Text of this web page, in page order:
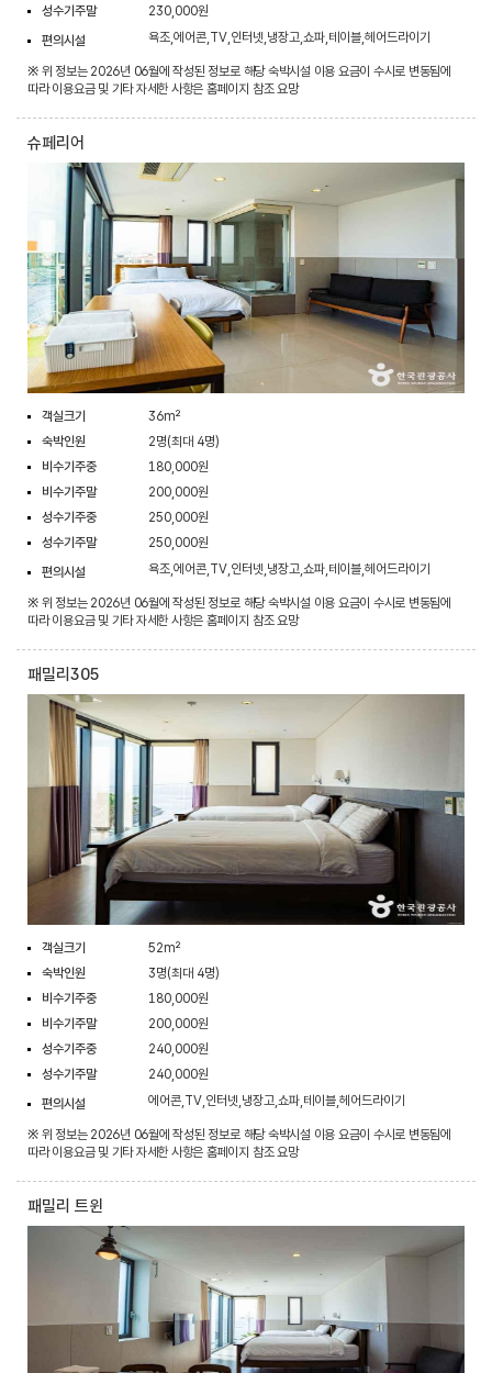
성수기주말
230,000원
편의시설
욕조,에어콘,TV,인터넷,냉장고,쇼파,테이블,헤어드라이기
※ 위 정보는 2026년 06월에 작성된 정보로 해당 숙박시설 이용 요금이 수시로 변동됨에
따라 이용요금 및 기타 자세한 사항은 홈페이지 참조 요망
슈페리어
객실크기
36m²
숙박인원
2명(최대 4명)
비수기주중
180,000원
비수기주말
200,000원
성수기주중
250,000원
성수기주말
250,000원
편의시설
욕조,에어콘,TV,인터넷,냉장고,쇼파,테이블,헤어드라이기
※ 위 정보는 2026년 06월에 작성된 정보로 해당 숙박시설 이용 요금이 수시로 변동됨에
따라 이용요금 및 기타 자세한 사항은 홈페이지 참조 요망
패밀리305
객실크기
52m²
숙박인원
3명(최대 4명)
비수기주중
180,000원
비수기주말
200,000원
성수기주중
240,000원
성수기주말
240,000원
편의시설
에어콘,TV,인터넷,냉장고,쇼파,테이블,헤어드라이기
※ 위 정보는 2026년 06월에 작성된 정보로 해당 숙박시설 이용 요금이 수시로 변동됨에
따라 이용요금 및 기타 자세한 사항은 홈페이지 참조 요망
패밀리 트윈